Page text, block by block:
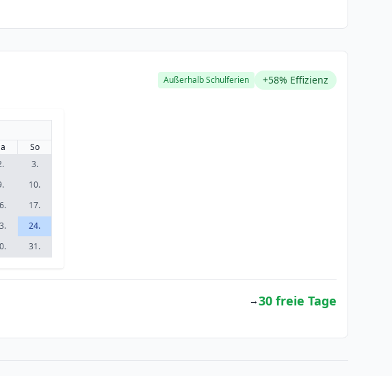
Außerhalb Schulferien +58% Effizienz
So
3.
10.
17.
24.
31.
→30 freie Tage